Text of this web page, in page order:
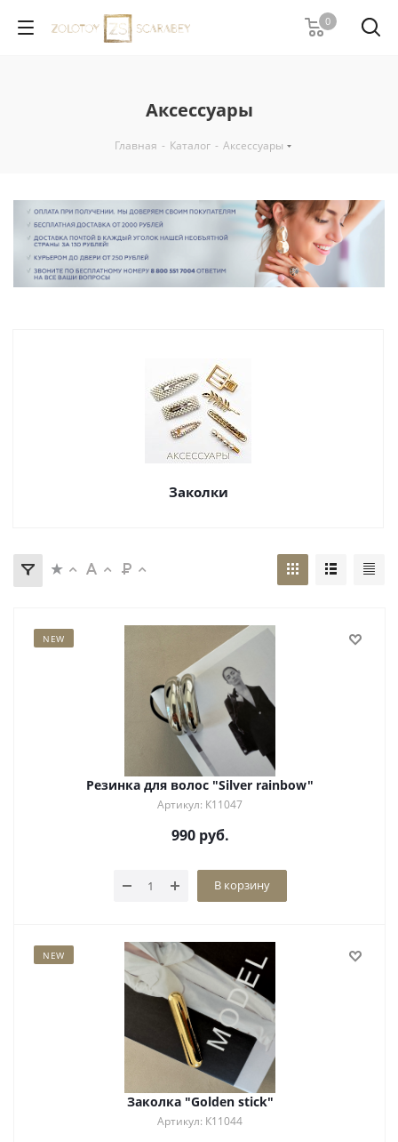
0
Аксессуары
Главная - Каталог - Аксессуары
Заколки
NEW
Резинка для волос "Silver rainbow"
Артикул: К11047
990руб.
В корзину
NEW
Заколка "Golden stick"
Артикул: К11044